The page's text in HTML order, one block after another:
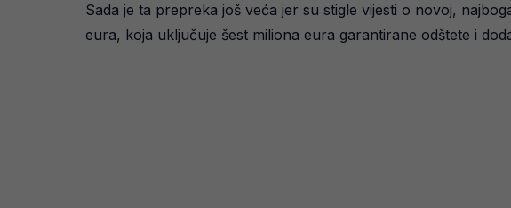
Sada je ta prepreka još veća jer su stigle vijesti o novoj,
eura, koja uključuje šest miliona eura garantirane odštete i